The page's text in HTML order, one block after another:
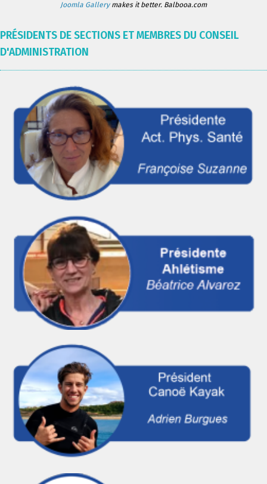
Joomla Gallerymakes it better. Balbooa.com
PRÉSIDENTS DE SECTIONS ET MEMBRES DU CONSEIL
D'ADMINISTRATION